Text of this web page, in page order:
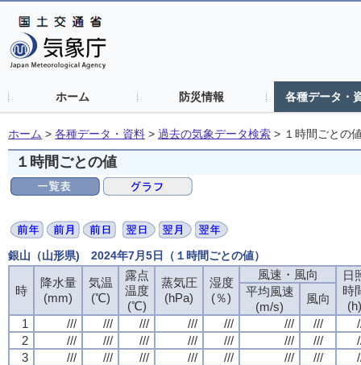
ホーム 防災情報 各種データ・
ホーム > 各種データ・資料 > 過去の気象データ検索 > １時間ごとの
１時間ごとの値
銀山（山形県) 2024年7月5日（１時間ごとの値）
時
降水量
(mm)
気温
(℃)
露点
温度
(℃)
蒸気圧
(hPa)
湿度
(％)
風速・風向
日
時
(h)
平均風速
(m/s)
風向
1
/// /// /// /// /// /// ///
2
/// /// /// /// /// /// ///
3
/// /// /// /// /// /// ///